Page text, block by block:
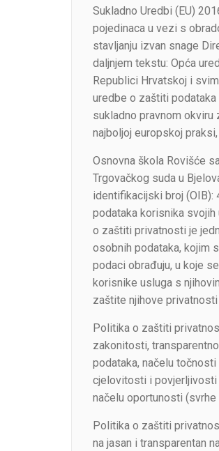
Sukladno Uredbi (EU)
pojedinaca u vezi s
stavljanju izvan snage
daljnjem tekstu: Opća
Republici Hrvatskoj i
uredbe o zaštiti
sukladno pravnom
najboljoj europskoj praksi,
Osnovna škola Rovišće
Trgovačkog suda u
identifikacijski broj (OIB):
podataka korisnika
o zaštiti privatnosti je
osobnih podataka, kojim
podaci obrađuju, u koje
korisnike usluga s
zaštite njihove
Politika o zaštiti
zakonitosti,
podataka, načelu
cjelovitosti i povjerljivosti
načelu oportunosti (svrhe
Politika o zaštiti
na jasan i transparentan